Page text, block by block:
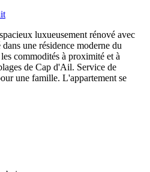
luxueusement rénové avec
une résidence moderne du
commodités à proximité et à
de Cap d'Ail. Service de
une famille. L'appartement se